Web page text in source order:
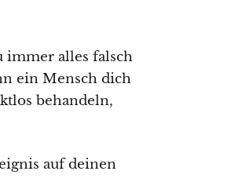
immer alles falsch
ein Mensch dich
behandeln,
auf deinen